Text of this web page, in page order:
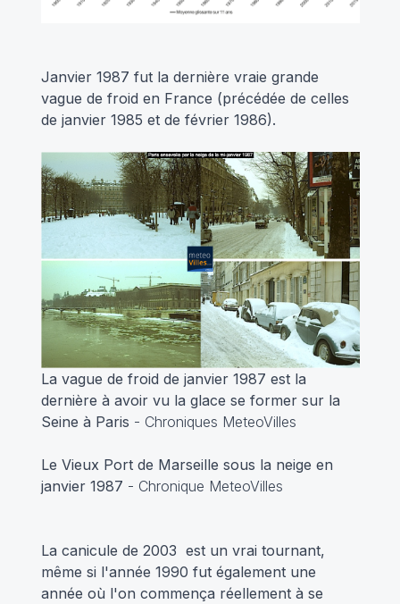
Janvier 1987 fut la dernière vraie grande
vague de froid en France (précédée de celles
de janvier 1985 et de février 1986).
La vague de froid de janvier 1987 est la
dernière à avoir vu la glace se former sur la
Seine à Paris - Chroniques MeteoVilles
Le Vieux Port de Marseille sous la neige en
janvier 1987 - Chronique MeteoVilles
La canicule de 2003 est un vrai tournant,
même si l'année 1990 fut également une
année où l'on commença réellement à se